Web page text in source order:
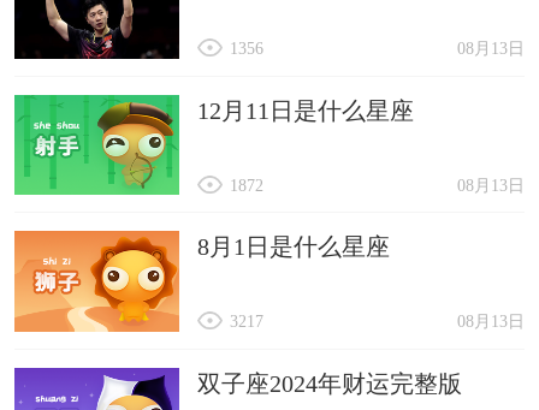
08月13日
1356
12月11日是什么星座
08月13日
1872
8月1日是什么星座
08月13日
3217
双子座2024年财运完整版